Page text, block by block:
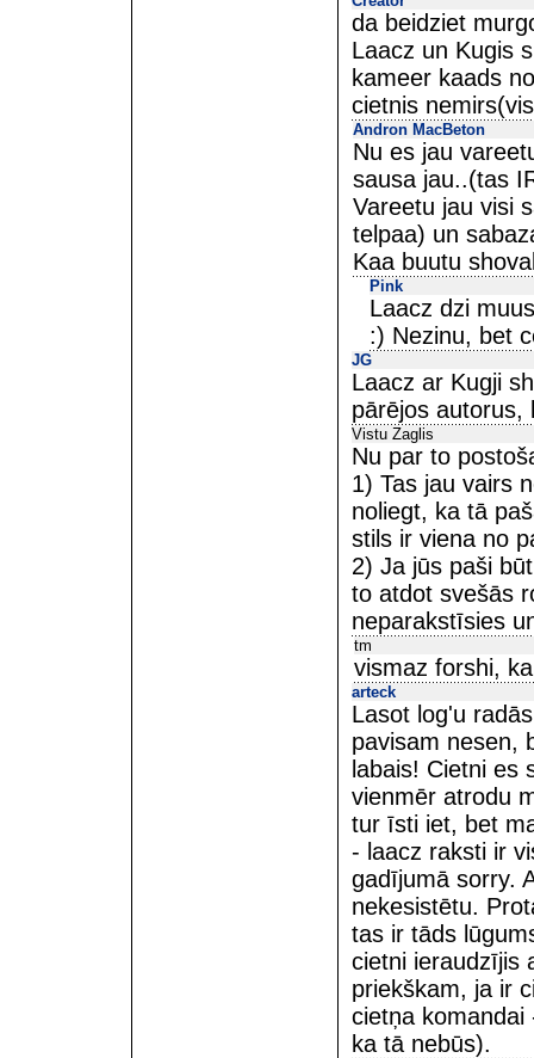
da beidziet
Laacz un Kugis
kameer kaads
cietnis
Andron MacBeton
Nu es jau
sausa jau..(tas
Vareetu jau visi
telpaa) un
Kaa buutu
Pink
Laacz dzi
:) Nezinu, bet
JG
Laacz ar Kugji
pārējos autorus,
Vistu Zaglis
Nu par to
1) Tas jau vairs
noliegt, ka tā
stils ir viena no
2) Ja jūs paši
to atdot svešās
neparakstīsies
tm
vismaz forshi,
arteck
Lasot log'u
pavisam nesen,
labais! Cietni es
vienmēr atrodu
tur īsti iet, bet
- laacz raksti ir
gadījumā sorry.
nekesistētu.
tas ir tāds
cietni ieraudzījis
priekškam, ja ir
cietņa
ka tā nebūs).